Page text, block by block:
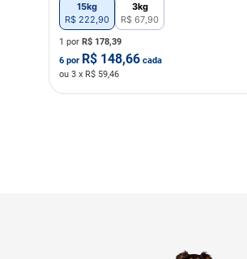
15kg
R$ 222,90
3kg
R$ 67,90
1 por R$ 178,39
6 por R$ 148,66 cada
ou 3 x R$ 59,46